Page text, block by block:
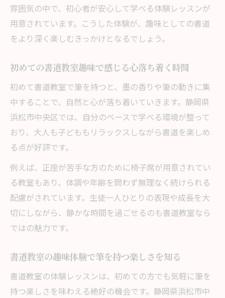
雰囲気の中で、初心者が安心して学べる体験レッスンが
用意されています。こうした体験が、趣味としての書道
をより深く楽しむきっかけとなるでしょう。
初めての書道教室趣味で感じる心落ち着く時間
初めて書道教室で筆を持つと、墨の香りや筆の動きに集
中することで、自然と心が落ち着いていきます。静岡県
浜松市中央区では、自分のペースで学べる環境が整って
おり、大人も子どももリラックスしながら書道を楽しめ
る点が好評です。
例えば、正座が苦手な方のために椅子席が用意されてい
る教室もあり、体調や年齢を問わず無理なく続けられる
配慮がされています。生徒一人ひとりの表現や成長を大
切にしながら、静かな時間を過ごせるのも書道教室なら
ではの魅力です。
書道教室の趣味体験で筆を持つ楽しさを知る
書道教室の体験レッスンは、初めての方でも気軽に筆を
持つ楽しさを味わえる絶好の機会です。静岡県浜松市中